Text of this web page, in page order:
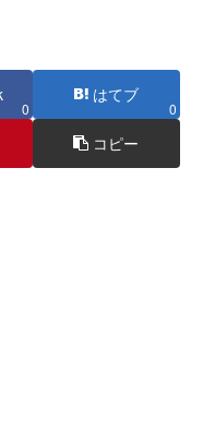
0
はてブ
0
コピー